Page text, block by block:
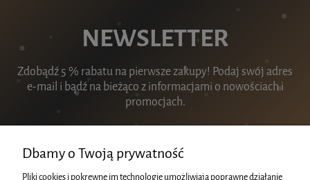
NEWSLETTER
Zdobądź 5 % rabatu na pierwsze zakupy! Podaj swój adres
e-mail i bądź na bieżąco z informacjami o nowościach i
promocjach.
Dbamy o Twoją prywatność
Pliki cookies i pokrewne im technologie umożliwiają poprawne działanie